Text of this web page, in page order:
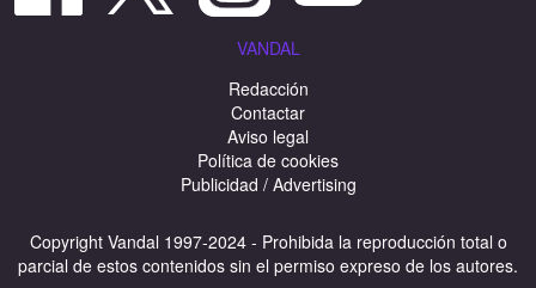
VANDAL
Redacción
Contactar
Aviso legal
Política de cookies
Publicidad / Advertising
Copyright Vandal 1997-2024 - Prohibida la reproducción total o
parcial de estos contenidos sin el permiso expreso de los autores.